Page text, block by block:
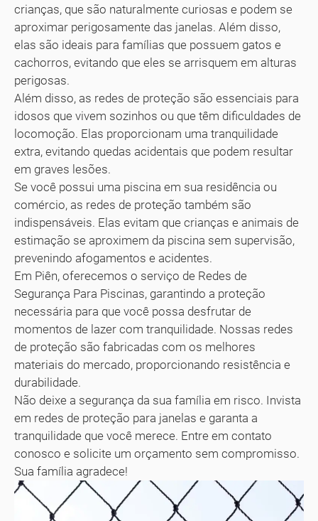
crianças, que são naturalmente curiosas e podem se
aproximar perigosamente das janelas. Além disso,
elas são ideais para famílias que possuem gatos e
cachorros, evitando que eles se arrisquem em alturas
perigosas.
Além disso, as redes de proteção são essenciais para
idosos que vivem sozinhos ou que têm dificuldades de
locomoção. Elas proporcionam uma tranquilidade
extra, evitando quedas acidentais que podem resultar
em graves lesões.
Se você possui uma piscina em sua residência ou
comércio, as redes de proteção também são
indispensáveis. Elas evitam que crianças e animais de
estimação se aproximem da piscina sem supervisão,
prevenindo afogamentos e acidentes.
Em Piên, oferecemos o serviço de Redes de
Segurança Para Piscinas, garantindo a proteção
necessária para que você possa desfrutar de
momentos de lazer com tranquilidade. Nossas redes
de proteção são fabricadas com os melhores
materiais do mercado, proporcionando resistência e
durabilidade.
Não deixe a segurança da sua família em risco. Invista
em redes de proteção para janelas e garanta a
tranquilidade que você merece. Entre em contato
conosco e solicite um orçamento sem compromisso.
Sua família agradece!